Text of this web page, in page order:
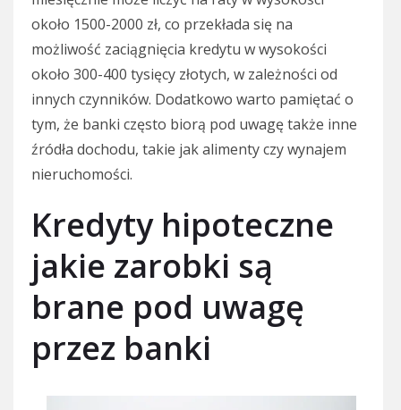
około 1500-2000 zł, co przekłada się na
możliwość zaciągnięcia kredytu w wysokości
około 300-400 tysięcy złotych, w zależności od
innych czynników. Dodatkowo warto pamiętać o
tym, że banki często biorą pod uwagę także inne
źródła dochodu, takie jak alimenty czy wynajem
nieruchomości.
Kredyty hipoteczne
jakie zarobki są
brane pod uwagę
przez banki